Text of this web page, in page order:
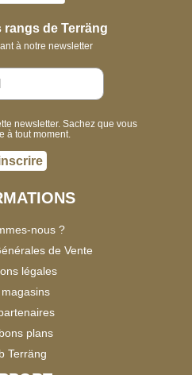
rangs de Terräng
à notre newsletter
newsletter. Sachez que vous
à tout moment.
nous ?
de Vente
légales
plans
Terräng